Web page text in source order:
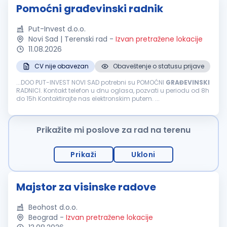
Pomoćni građevinski radnik
Put-Invest d.o.o.
Novi Sad | Terenski rad - Izvan pretražene lokacije
11.08.2026
CV nije obavezan
Obaveštenje o statusu prijave
...DOO PUT-INVEST NOVI SAD potrebni su POMOĆNI GRAĐEVINSKI
RADNICI. Kontakt telefon u dnu oglasa, pozvati u periodu od 8h
do 15h Kontaktirajte nas elektronskim putem. ...
Prikažite mi poslove za rad na terenu
Prikaži Ukloni
Majstor za visinske radove
Beohost d.o.o.
Beograd - Izvan pretražene lokacije